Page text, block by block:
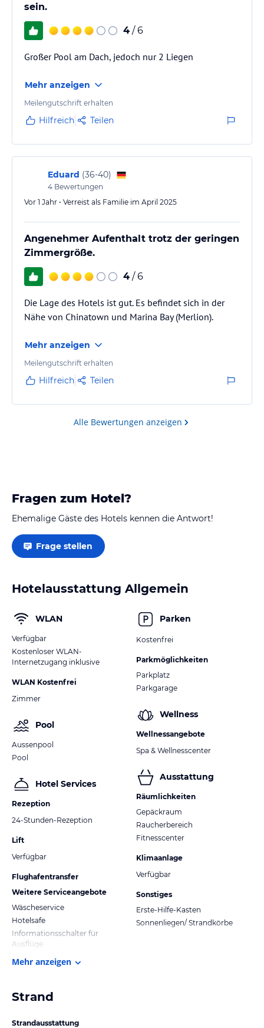
sein.
4 / 6
Großer Pool am Dach, jedoch nur 2 Liegen
Mehr anzeigen
Meilengutschrift erhalten
Hilfreich Teilen
Eduard (36-40)
4 Bewertungen
Vor 1 Jahr • Verreist als Familie im April 2025
Angenehmer Aufenthalt trotz der geringen
Zimmergröße.
4 / 6
Die Lage des Hotels ist gut. Es befindet sich in der
Nähe von Chinatown und Marina Bay (Merlion).
Mehr anzeigen
Meilengutschrift erhalten
Hilfreich Teilen
Alle Bewertungen anzeigen
Fragen zum Hotel?
Ehemalige Gäste des Hotels kennen die Antwort!
Frage stellen
Hotelausstattung Allgemein
WLAN
Verfügbar
Kostenloser WLAN-
Internetzugang inklusive
WLAN Kostenfrei
Zimmer
Pool
Aussenpool
Pool
Hotel Services
Rezeption
24-Stunden-Rezeption
Lift
Verfügbar
Flughafentransfer
Weitere Serviceangebote
Wäscheservice
Hotelsafe
Informationsschalter für
Ausflüge
Parken
Kostenfrei
Parkmöglichkeiten
Parkplatz
Parkgarage
Wellness
Wellnessangebote
Spa & Wellnesscenter
Ausstattung
Räumlichkeiten
Gepäckraum
Raucherbereich
Fitnesscenter
Klimaanlage
Verfügbar
Sonstiges
Erste-Hilfe-Kasten
Sonnenliegen/ Strandkörbe
Mehr anzeigen
Strand
Strandausstattung